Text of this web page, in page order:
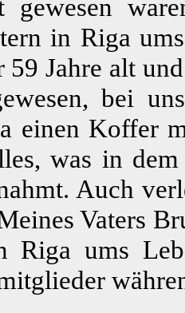
gewesen
in Riga
59 Jahre alt
bei
einen Koffer
was in
Auch
Vaters
Riga ums